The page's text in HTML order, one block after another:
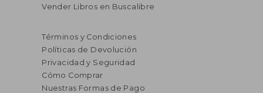
Vender Libros en Buscalibre
Términos y Condiciones
Políticas de Devolución
Privacidad y Seguridad
Cómo Comprar
Nuestras Formas de Pago